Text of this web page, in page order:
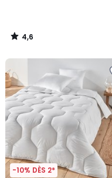
4,6
/
-10% DÈS 2*